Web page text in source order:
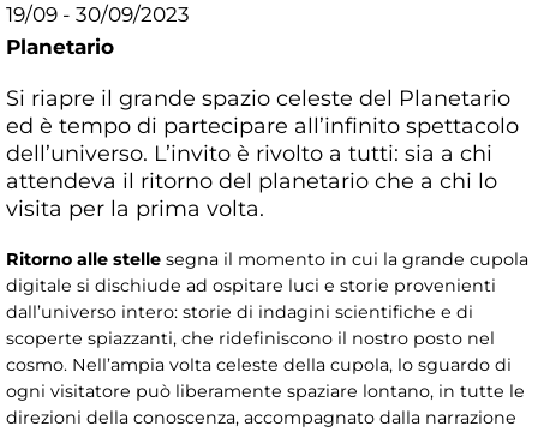
19/09 - 30/09/2023
Planetario
Si riapre il grande spazio celeste del Planetario
ed è tempo di partecipare all’infinito spettacolo
dell’universo. L’invito è rivolto a tutti: sia a chi
attendeva il ritorno del planetario che a chi lo
visita per la prima volta.
Ritorno alle stelle segna il momento in cui la grande cupola
digitale si dischiude ad ospitare luci e storie provenienti
dall’universo intero: storie di indagini scientifiche e di
scoperte spiazzanti, che ridefiniscono il nostro posto nel
cosmo. Nell’ampia volta celeste della cupola, lo sguardo di
ogni visitatore può liberamente spaziare lontano, in tutte le
direzioni della conoscenza, accompagnato dalla narrazione